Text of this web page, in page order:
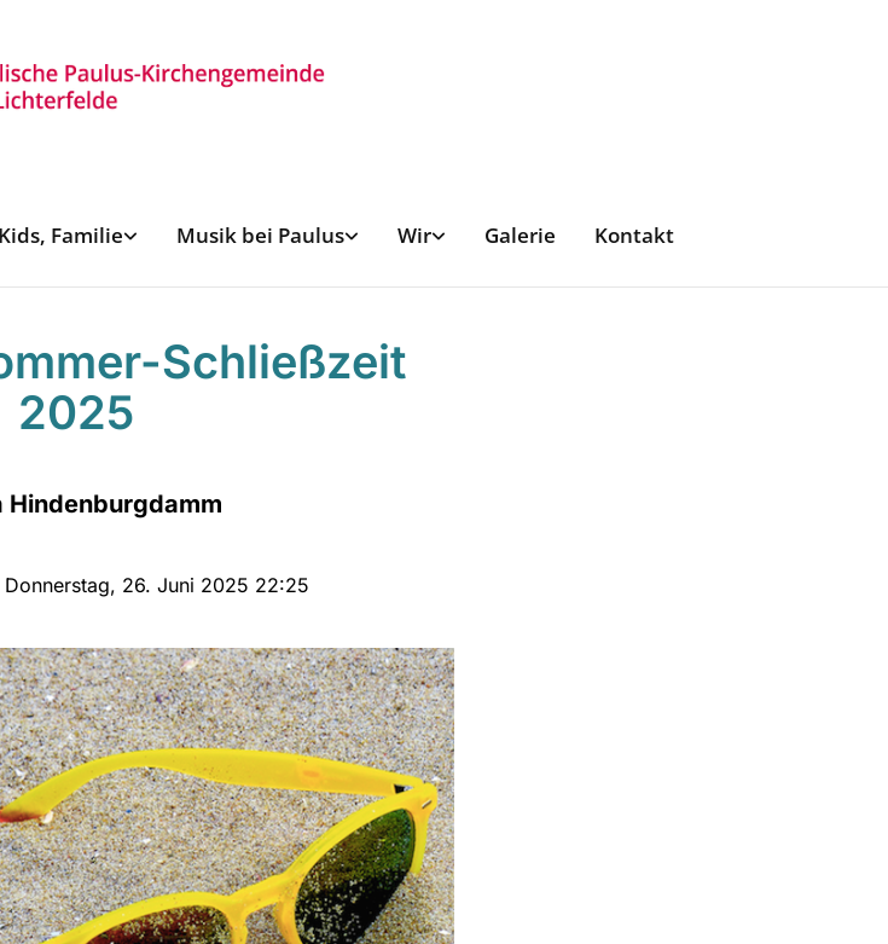
Familie Musik bei Paulus Wir Galerie Kontakt
Schließzeit
2025
Hindenburgdamm
26. Juni 2025 22:25